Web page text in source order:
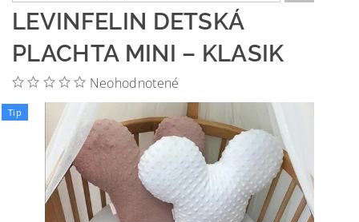
LEVINFELIN DETSKÁ
PLACHTA MINI – KLASIK
Neohodnotené
Tip